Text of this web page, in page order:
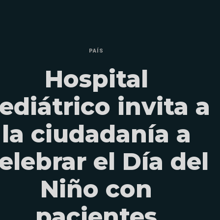
PAÍS
Hospital
invita a
la ciudadanía a
el Día del
Niño con